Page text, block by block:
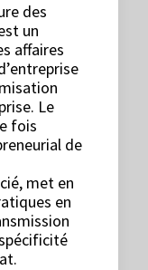
des
un
affaires
Le
fois
de
met en
en